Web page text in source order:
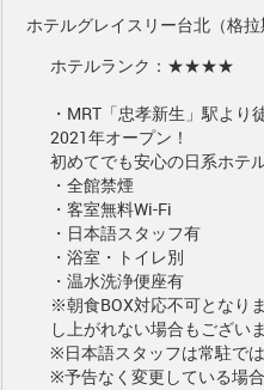
ホテルグレイスリー台北（格
ホテルランク：★★★★
・MRT「忠孝新生」駅より
2021年オープン！
初めてでも安心の日系ホテ
・全館禁煙
・客室無料Wi-Fi
・日本語スタッフ有
・浴室・トイレ別
・温水洗浄便座有
※朝食BOX対応不可となり
し上がれない場合もございま
※日本語スタッフは常駐で
※予告なく変更している場合